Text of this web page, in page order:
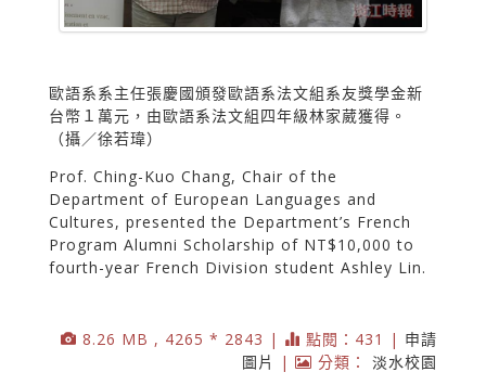
歐語系系主任張慶國頒發歐語系法文組系友獎學金新
台幣１萬元，由歐語系法文組四年級林家葳獲得。
（攝／徐若瑋）
Prof. Ching-Kuo Chang, Chair of the
Department of European Languages and
Cultures, presented the Department’s French
Program Alumni Scholarship of NT$10,000 to
fourth-year French Division student Ashley Lin.
8.26 MB , 4265 * 2843 | 點閱：431 | 申請
圖片
| 分類： 淡水校園